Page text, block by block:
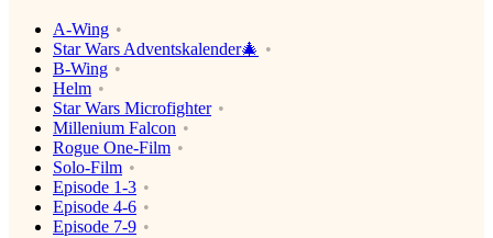
A-Wing
Star Wars Adventskalender🎄
B-Wing
Helm
Star Wars Microfighter
Millenium Falcon
Rogue One-Film
Solo-Film
Episode 1-3
Episode 4-6
Episode 7-9